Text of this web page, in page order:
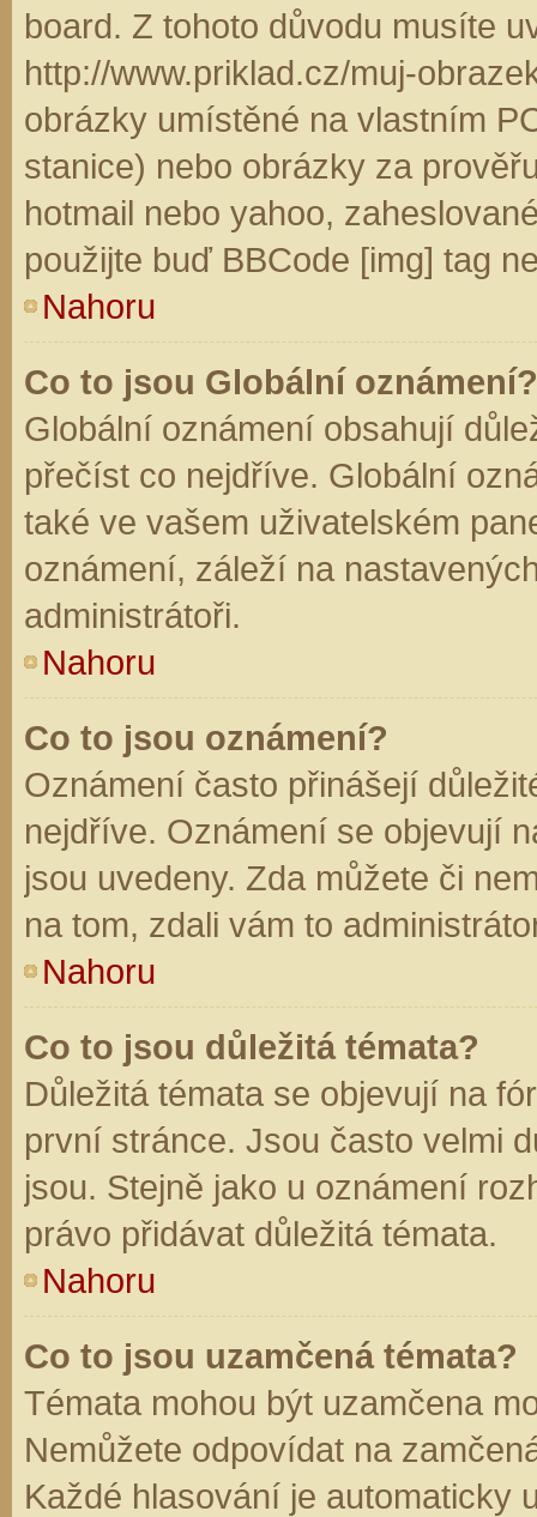
board. Z tohoto důvodu musíte
http://www.priklad.cz/muj-
obrázky umístěné na vlastním
stanice) nebo obrázky za
hotmail nebo yahoo,
použijte buď BBCode [img] tag
Nahoru
Co to jsou Globální oznámení?
Globální oznámení obsahují
přečíst co nejdříve. Globální
také ve vašem uživatelském
oznámení, záleží na
administrátoři.
Nahoru
Co to jsou oznámení?
Oznámení často přinášejí
nejdříve. Oznámení se objevují
jsou uvedeny. Zda můžete či
na tom, zdali vám to
Nahoru
Co to jsou důležitá témata?
Důležitá témata se objevují na
první stránce. Jsou často velmi
jsou. Stejně jako u oznámení
právo přidávat důležitá témata.
Nahoru
Co to jsou uzamčená témata?
Témata mohou být uzamčena
Nemůžete odpovídat na
Každé hlasování je automaticky